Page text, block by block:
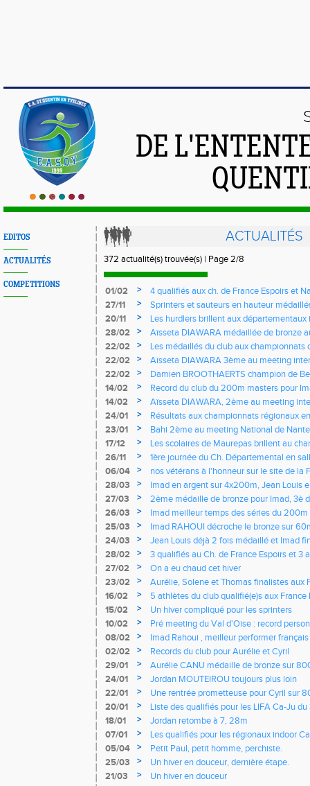
DE
EDITOS
ACTUALITÉS
COMPETITIONS
ACTUALITÉS
372 actualité(s) trouvée(s) | Page 2/8
01/02 >
4 qualifiés aux ch. de France Espoirs et
27/11
>
Sprinters et sauteurs en hauteur
Yvelines
20/11 >
Les hurdlers brillent aux départementaux
Espoirs Seniors
28/02 >
Aïsseta DIAWARA médaillée de bronze
France Elite
22/02 >
Les médaillés du club aux championnats
22/02
>
Aïsseta DIAWARA 3ème au meeting
22/02
>
Damien BROOTHAERTS champion de
minima pour les ch. du Monde indoor
14/02 >
Record du club du 200m masters pour
14/02
>
Aïsseta DIAWARA, 2ème au meeting
24/01
>
Résultats aux championnats régionaux
23/01
>
Bahi 2ème au meeting National de
17/12
>
Les scolaires de Maurepas brillent au
UNSS
26/11 >
1ère journée du Ch. Départemental en
06/04
>
nos vétérans à l'honneur sur le site de la
28/03
>
Imad en argent sur 4x200m, Jean Louis
27/03
>
2ème médaille de bronze pour Imad, 3è
d'Europe vétérans
26/03 >
Imad meilleur temps des séries du 200m
25/03
>
Imad RAHOUI décroche le bronze sur
vétérans
24/03 >
Jean Louis déjà 2 fois médaillé et Imad
vétérans
28/02 >
3 qualifiés au Ch. de France Espoirs et 3
27/02
>
On a eu chaud cet hiver
23/02
>
Aurélie, Solene et Thomas finalistes aux
club pour Cyril, Damien champion de
16/02 >
5 athlètes du club qualifié(e)s aux France
15/02
>
Un hiver compliqué pour les sprinters
10/02
>
Pré meeting du Val d'Oise : record
sur 60m haies
08/02 >
Imad Rahoui , meilleur performer
02/02
>
Records du club pour Aurélie et Cyril
29/01
>
Aurélie CANU médaille de bronze sur
universitaires
24/01 >
Jordan MOUTEIROU toujours plus loin
22/01
>
Une rentrée prometteuse pour Cyril sur
20/01
>
Liste des qualifiés pour les LIFA Ca-Ju du
18/01
>
Jordan retombe à 7, 28m
07/01
>
Les qualifiés pour les régionaux indoor
05/04
>
Petit Paul, petit homme, perchiste.
25/03
>
Un hiver en douceur, dernière étape.
21/03
>
Un hiver en douceur